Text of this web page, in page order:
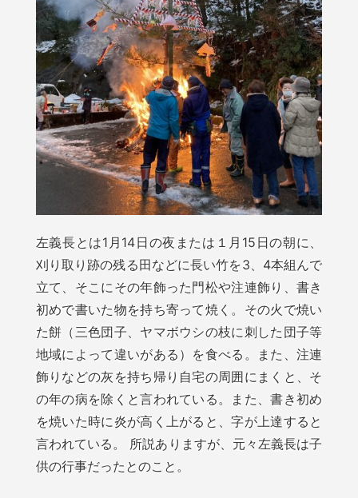
左義長とは1月14日の夜または１月15日の朝に、
刈り取り跡の残る田などに長い竹を3、4本組んで
立て、そこにその年飾った門松や注連飾り、書き
初めで書いた物を持ち寄って焼く。その火で焼い
た餅（三色団子、ヤマボウシの枝に刺した団子等
地域によって違いがある）を食べる。また、注連
飾りなどの灰を持ち帰り自宅の周囲にまくと、そ
の年の病を除くと言われている。また、書き初め
を焼いた時に炎が高く上がると、字が上達すると
言われている。 所説ありますが、元々左義長は子
供の行事だったとのこと。